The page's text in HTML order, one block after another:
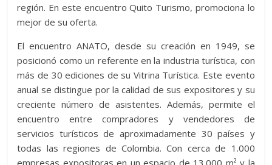
región. En este encuentro Quito Turismo, promociona lo
mejor de su oferta.
El encuentro ANATO, desde su creación en 1949, se
posicionó como un referente en la industria turística, con
más de 30 ediciones de su Vitrina Turística. Este evento
anual se distingue por la calidad de sus expositores y su
creciente número de asistentes. Además, permite el
encuentro entre compradores y vendedores de
servicios turísticos de aproximadamente 30 países y
todas las regiones de Colombia. Con cerca de 1.000